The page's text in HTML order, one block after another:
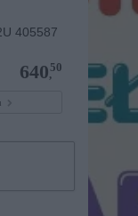
405587
640,
50